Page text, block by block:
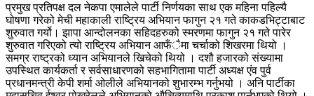
प्रमुख प्रतिपक्ष दल नेकपा एमालेले पार्टी निर्णयका साथ एक महिना पहिल्यै
घोषणा गरेको मेची महाकाली राष्ट्रिय अभियान फागुन २१ गते काकडभिट्टाबाट
शुरुवात गर्यो। झापा आन्दोलनका सहिदहरुको स्मरणमा फागुन २१ गते पारेर
शुरुवात गरिएको त्यो राष्ट्रिय अभियान आफँैमा चर्चाको शिखरमा थियो ।
समग्र राष्ट्रको ध्यान अभियानले खिचेको थियो । दशौ हजारको संख्यामा
उपस्थित कार्यकर्ता र सर्वसाधारणको सहभागितामा पार्टी अध्यक्ष एंव पुर्व
प्रधानमन्त्री केपी शर्मा ओलीले अभियानको शुभारम्भ गर्नुभयो । अनि पार्टीका